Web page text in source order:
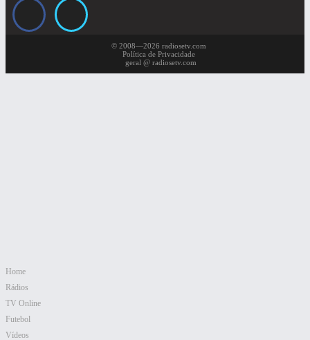
Home
Rádios
TV Online
Futebol
Vídeos
© 2008—2026 radiosetv.com
Política de Privacidade
geral @ radiosetv.com